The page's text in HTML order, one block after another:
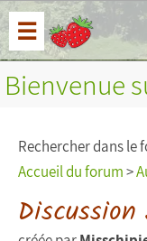
☰
Bienvenue
Rechercher dans le
Accueil du forum>